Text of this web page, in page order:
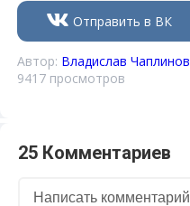
Отправить в ВК
Автор: Владислав Чаплинов
9417 просмотров
25 Комментариев